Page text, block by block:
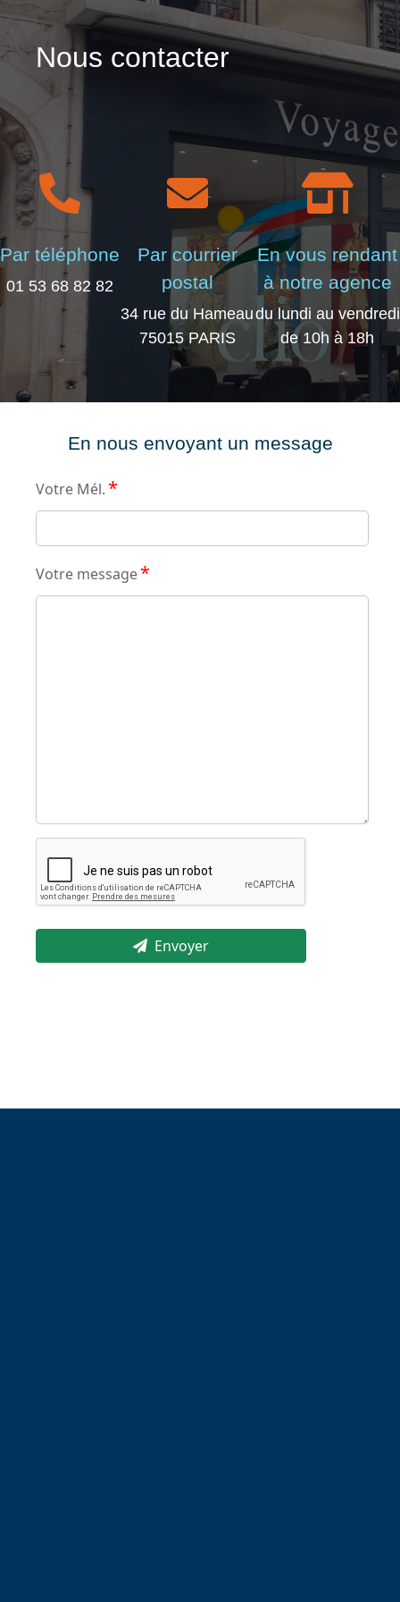
Nous contacter
Par téléphone
01 53 68 82 82
Par courrier
postal
34 rue du Hameau
75015 PARIS
En vous rendant
à notre agence
du lundi au vendredi
de 10h à 18h
En nous envoyant un message
Votre Mél. *
Votre message*
Envoyer